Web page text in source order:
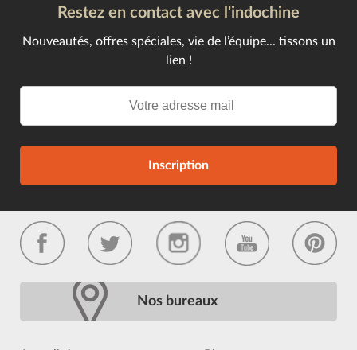
Restez en contact avec l'indochine
Nouveautés, offres spéciales, vie de l’équipe... tissons un
lien !
Inscription
Nos bureaux